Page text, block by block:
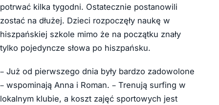
potrwać kilka tygodni. Ostatecznie postanowili
zostać na dłużej. Dzieci rozpoczęły naukę w
hiszpańskiej szkole mimo że na początku znały
tylko pojedyncze słowa po hiszpańsku.
– Już od pierwszego dnia były bardzo zadowolone
– wspominają Anna i Roman. – Trenują surfing w
lokalnym klubie, a koszt zajęć sportowych jest